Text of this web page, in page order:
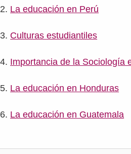
La educación en Perú
Culturas estudiantiles
Importancia de la Sociología
La educación en Honduras
La educación en Guatemala